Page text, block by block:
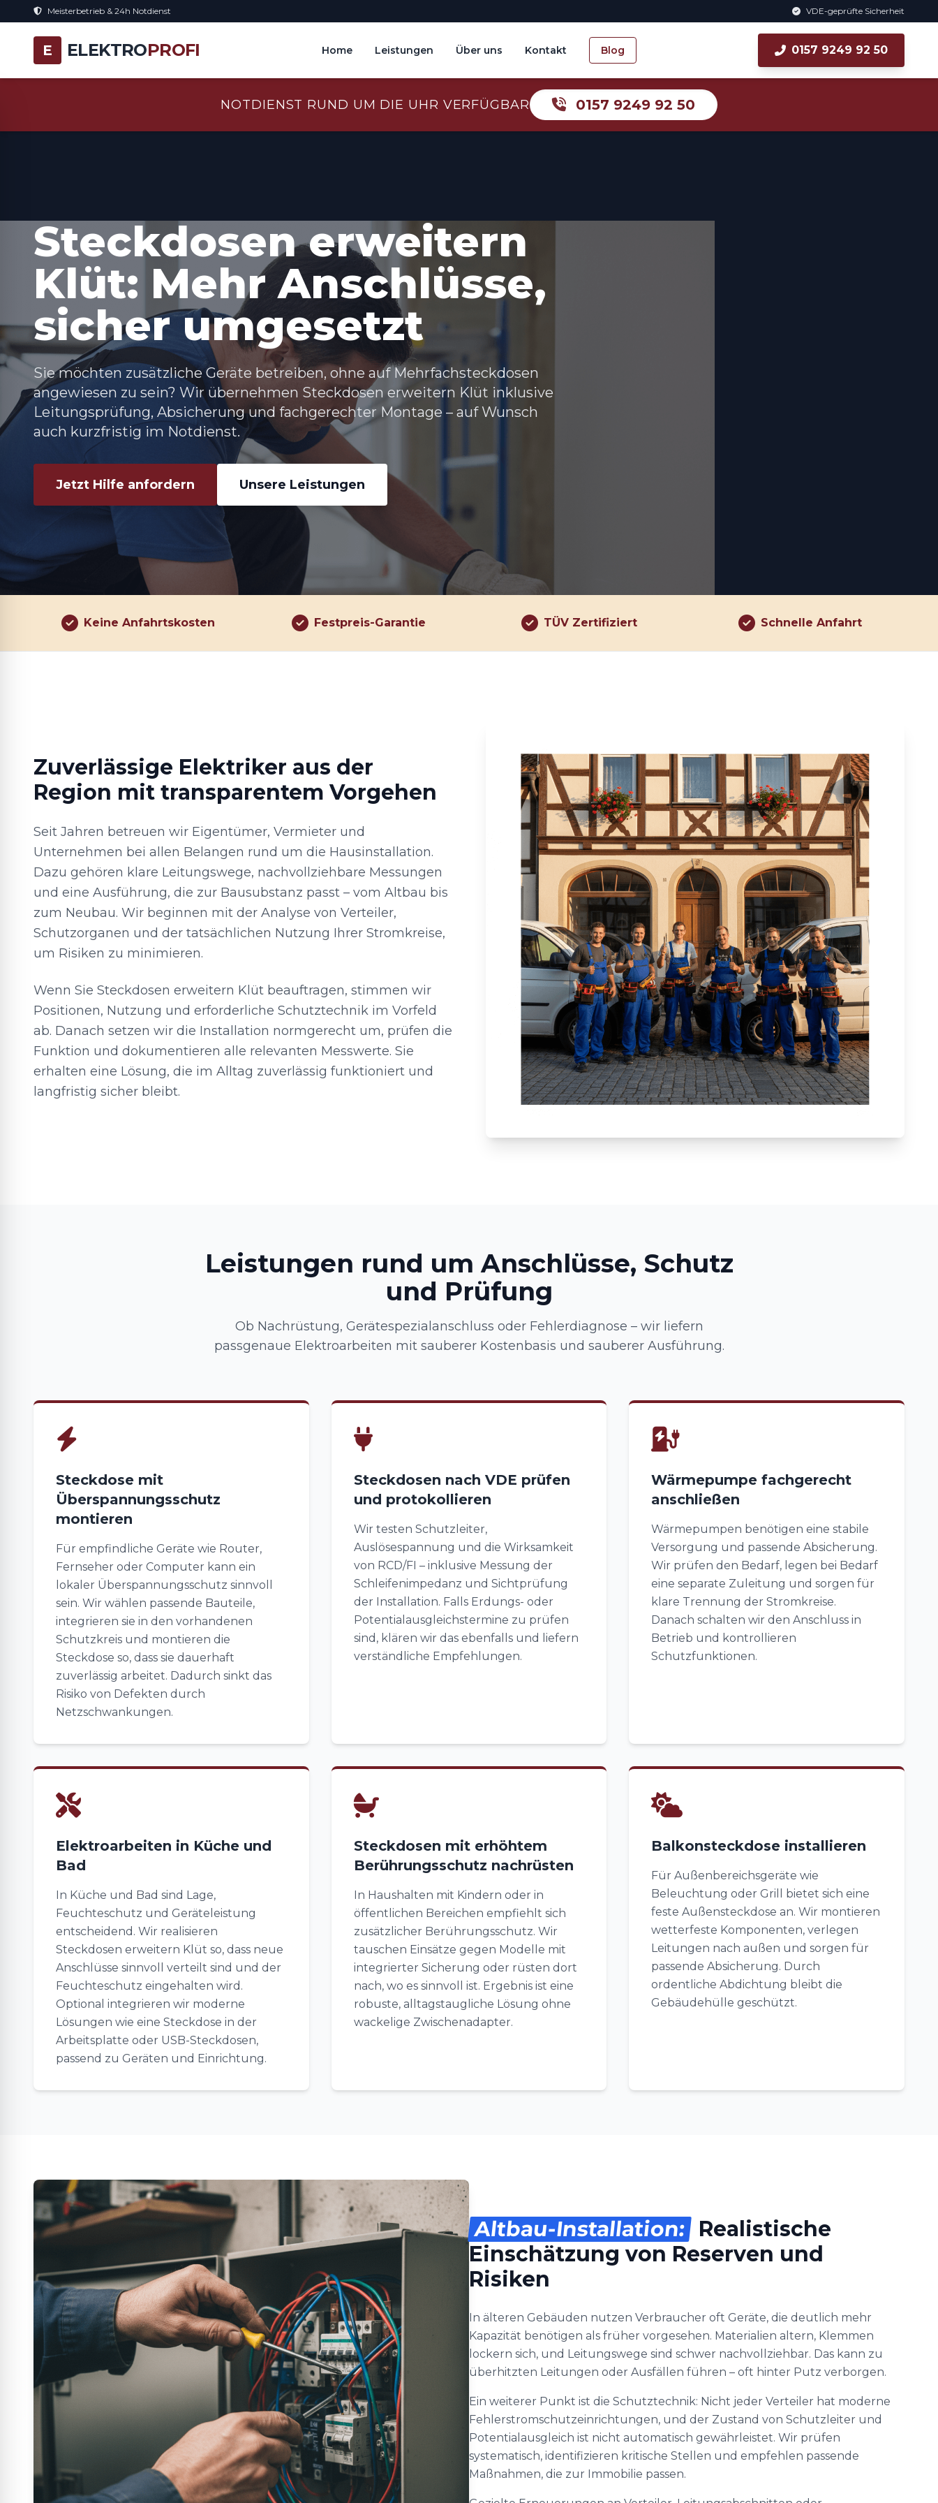
Meisterbetrieb & 24h Notdienst VDE-geprüfte Sicherheit
E ELEKTROPROFI Home Leistungen Über uns Kontakt Blog 0157 9249 92 50
NOTDIENST RUND UM DIE UHR VERFÜGBAR 0157 9249 92 50
Steckdosen erweitern
Klüt: Mehr Anschlüsse,
sicher umgesetzt
Sie möchten zusätzliche Geräte betreiben, ohne auf Mehrfachsteckdosen
angewiesen zu sein? Wir übernehmen Steckdosen erweitern Klüt inklusive
Leitungsprüfung, Absicherung und fachgerechter Montage – auf Wunsch
auch kurzfristig im Notdienst.
Jetzt Hilfe anfordern Unsere Leistungen
Keine Anfahrtskosten Festpreis-Garantie TÜV Zertifiziert Schnelle Anfahrt
Zuverlässige Elektriker aus der
Region mit transparentem Vorgehen
Seit Jahren betreuen wir Eigentümer, Vermieter und
Unternehmen bei allen Belangen rund um die Hausinstallation.
Dazu gehören klare Leitungswege, nachvollziehbare Messungen
und eine Ausführung, die zur Bausubstanz passt – vom Altbau bis
zum Neubau. Wir beginnen mit der Analyse von Verteiler,
Schutzorganen und der tatsächlichen Nutzung Ihrer Stromkreise,
um Risiken zu minimieren.
Wenn Sie Steckdosen erweitern Klüt beauftragen, stimmen wir
Positionen, Nutzung und erforderliche Schutztechnik im Vorfeld
ab. Danach setzen wir die Installation normgerecht um, prüfen die
Funktion und dokumentieren alle relevanten Messwerte. Sie
erhalten eine Lösung, die im Alltag zuverlässig funktioniert und
langfristig sicher bleibt.
Leistungen rund um Anschlüsse, Schutz
und Prüfung
Ob Nachrüstung, Gerätespezialanschluss oder Fehlerdiagnose – wir liefern
passgenaue Elektroarbeiten mit sauberer Kostenbasis und sauberer Ausführung.
Steckdose mit
Überspannungsschutz
montieren
Für empfindliche Geräte wie Router,
Fernseher oder Computer kann ein
lokaler Überspannungsschutz sinnvoll
sein. Wir wählen passende Bauteile,
integrieren sie in den vorhandenen
Schutzkreis und montieren die
Steckdose so, dass sie dauerhaft
zuverlässig arbeitet. Dadurch sinkt das
Risiko von Defekten durch
Netzschwankungen.
Steckdosen nach VDE prüfen
und protokollieren
Wir testen Schutzleiter,
Auslösespannung und die Wirksamkeit
von RCD/FI – inklusive Messung der
Schleifenimpedanz und Sichtprüfung
der Installation. Falls Erdungs- oder
Potentialausgleichstermine zu prüfen
sind, klären wir das ebenfalls und liefern
verständliche Empfehlungen.
Wärmepumpe fachgerecht
anschließen
Wärmepumpen benötigen eine stabile
Versorgung und passende Absicherung.
Wir prüfen den Bedarf, legen bei Bedarf
eine separate Zuleitung und sorgen für
klare Trennung der Stromkreise.
Danach schalten wir den Anschluss in
Betrieb und kontrollieren
Schutzfunktionen.
Elektroarbeiten in Küche und
Bad
In Küche und Bad sind Lage,
Feuchteschutz und Geräteleistung
entscheidend. Wir realisieren
Steckdosen erweitern Klüt so, dass neue
Anschlüsse sinnvoll verteilt sind und der
Feuchteschutz eingehalten wird.
Optional integrieren wir moderne
Lösungen wie eine Steckdose in der
Arbeitsplatte oder USB-Steckdosen,
passend zu Geräten und Einrichtung.
Steckdosen mit erhöhtem
Berührungsschutz nachrüsten
In Haushalten mit Kindern oder in
öffentlichen Bereichen empfiehlt sich
zusätzlicher Berührungsschutz. Wir
tauschen Einsätze gegen Modelle mit
integrierter Sicherung oder rüsten dort
nach, wo es sinnvoll ist. Ergebnis ist eine
robuste, alltagstaugliche Lösung ohne
wackelige Zwischenadapter.
Balkonsteckdose installieren
Für Außenbereichsgeräte wie
Beleuchtung oder Grill bietet sich eine
feste Außensteckdose an. Wir montieren
wetterfeste Komponenten, verlegen
Leitungen nach außen und sorgen für
passende Absicherung. Durch
ordentliche Abdichtung bleibt die
Gebäudehülle geschützt.
Altbau-Installation: Realistische
Einschätzung von Reserven und
Risiken
In älteren Gebäuden nutzen Verbraucher oft Geräte, die deutlich mehr
Kapazität benötigen als früher vorgesehen. Materialien altern, Klemmen
lockern sich, und Leitungswege sind schwer nachvollziehbar. Das kann zu
überhitzten Leitungen oder Ausfällen führen – oft hinter Putz verborgen.
Ein weiterer Punkt ist die Schutztechnik: Nicht jeder Verteiler hat moderne
Fehlerstromschutzeinrichtungen, und der Zustand von Schutzleiter und
Potentialausgleich ist nicht automatisch gewährleistet. Wir prüfen
systematisch, identifizieren kritische Stellen und empfehlen passende
Maßnahmen, die zur Immobilie passen.